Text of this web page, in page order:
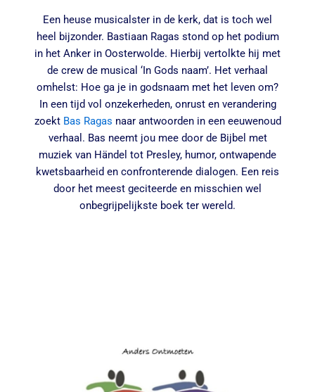
Een heuse musicalster in de kerk, dat is toch wel
heel bijzonder. Bastiaan Ragas stond op het podium
in het Anker in Oosterwolde. Hierbij vertolkte hij met
de crew de musical ‘In Gods naam’. Het verhaal
omhelst: Hoe ga je in godsnaam met het leven om?
In een tijd vol onzekerheden, onrust en verandering
zoekt Bas Ragas naar antwoorden in een eeuwenoud
verhaal. Bas neemt jou mee door de Bijbel met
muziek van Händel tot Presley, humor, ontwapende
kwetsbaarheid en confronterende dialogen. Een reis
door het meest geciteerde en misschien wel
onbegrijpelijkste boek ter wereld.